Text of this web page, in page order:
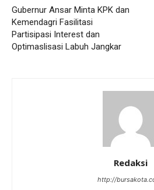
Gubernur Ansar Minta KPK dan
Kemendagri Fasilitasi
Partisipasi Interest dan
Optimaslisasi Labuh Jangkar
Redaksi
http://